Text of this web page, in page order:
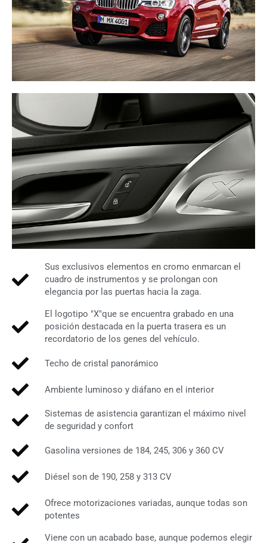
Sus exclusivos elementos en cromo enmarcan el
cuadro de instrumentos y se prolongan con
elegancia por las puertas hacia la zaga.
El logotipo "X"que se encuentra grabado en una
posición destacada en la puerta trasera es un
recordatorio de los genes del vehículo.
Techo de cristal panorámico
Ambiente luminoso y diáfano en el interior
Sistemas de asistencia garantizan el máximo nivel
de seguridad y confort
Gasolina versiones de 184, 245, 306 y 360 CV
Diésel son de 190, 258 y 313 CV
Ofrece motorizaciones variadas, aunque todas son
potentes
Viene con un acabado base, aunque podemos elegir